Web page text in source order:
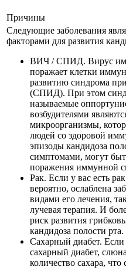
Причины
Следующие заболевания
факторами для развития
ВИЧ / СПИД. Вирус
поражает клетки
развитию синдрома
(СПИД). При этом
называемые
возбудителями
микроорганизмы,
людей со здоровой
эпизоды кандидоза
симптомами, могут
поражения иммунной
Рак. Если у вас есть
вероятно, ослаблена
видами его лечения,
лучевая терапия. И
риск развития
кандидоза полости рта.
Сахарный диабет.
сахарный диабет,
количество сахара,